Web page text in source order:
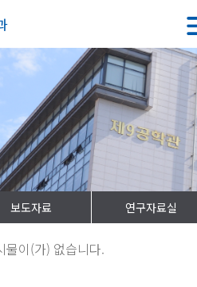
물이(가) 없습니다.